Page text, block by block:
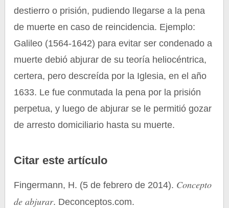
destierro o prisión, pudiendo llegarse a la pena
de muerte en caso de reincidencia. Ejemplo:
Galileo (1564-1642) para evitar ser condenado a
muerte debió abjurar de su teoría heliocéntrica,
certera, pero descreída por la Iglesia, en el año
1633. Le fue conmutada la pena por la prisión
perpetua, y luego de abjurar se le permitió gozar
de arresto domiciliario hasta su muerte.
Citar este artículo
Fingermann, H. (5 de febrero de 2014). Concepto
de abjurar. Deconceptos.com.